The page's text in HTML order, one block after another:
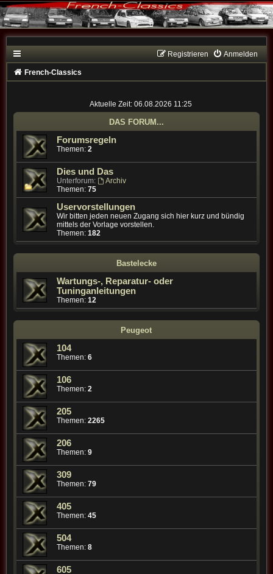
Anmelden
Registrieren
French-Classics
Aktuelle Zeit: 06.08.2026 11:25
DAS FORUM...
Forumsregeln
Themen: 2
Dies und Das
Unterforum:
Archiv
Themen: 75
Uservorstellungen
Wir bitten jeden neuen Zugang sich hier kurz und bündig
mittels der Vorlage vorstellen.
Themen: 182
Bastelecke
Wartungs-, Reparatur- oder
Tuninganleitungen
Themen: 12
Peugeot
104
Themen: 6
106
Themen: 2
205
Themen: 2265
206
Themen: 9
309
Themen: 79
405
Themen: 45
504
Themen: 8
605